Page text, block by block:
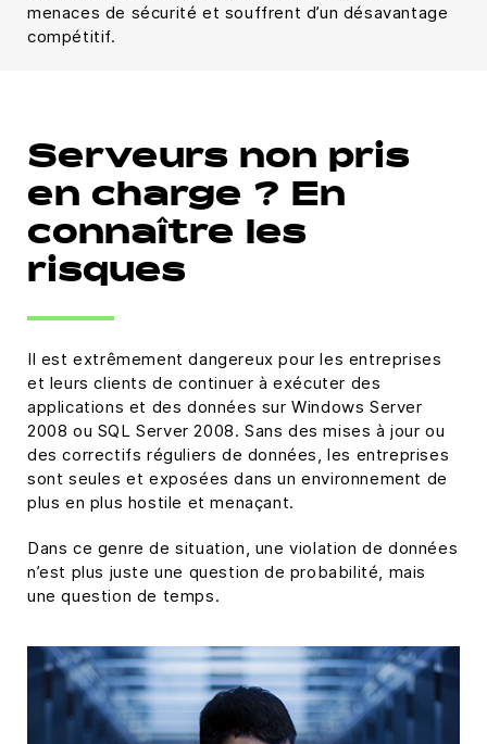
menaces de sécurité et souffrent d’un désavantage
compétitif.
Serveurs non pris
en charge ? En
connaître les
risques
Il est extrêmement dangereux pour les entreprises
et leurs clients de continuer à exécuter des
applications et des données sur Windows Server
2008 ou SQL Server 2008. Sans des mises à jour ou
des correctifs réguliers de données, les entreprises
sont seules et exposées dans un environnement de
plus en plus hostile et menaçant.
Dans ce genre de situation, une violation de données
n’est plus juste une question de probabilité, mais
une question de temps.